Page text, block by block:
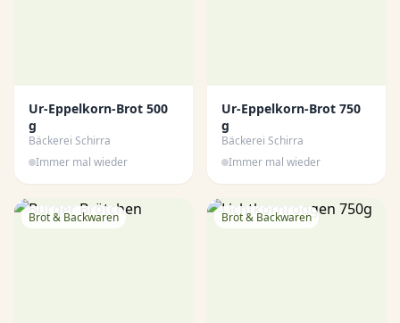
Ur-Eppelkorn-Brot 500
g
Bäckerei Schirra
Immer mal wieder
Ur-Eppelkorn-Brot 750
g
Bäckerei Schirra
Immer mal wieder
Brot & Backwaren Brot & Backwaren